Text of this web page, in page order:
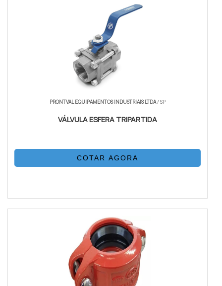
PRONTVAL EQUIPAMENTOS INDUSTRIAIS LTDA/ SP
VÁLVULA ESFERA TRIPARTIDA
COTAR AGORA